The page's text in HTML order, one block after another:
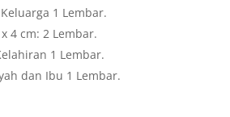
1 Lembar.
4 cm: 2 Lembar.
1 Lembar.
dan Ibu 1 Lembar.